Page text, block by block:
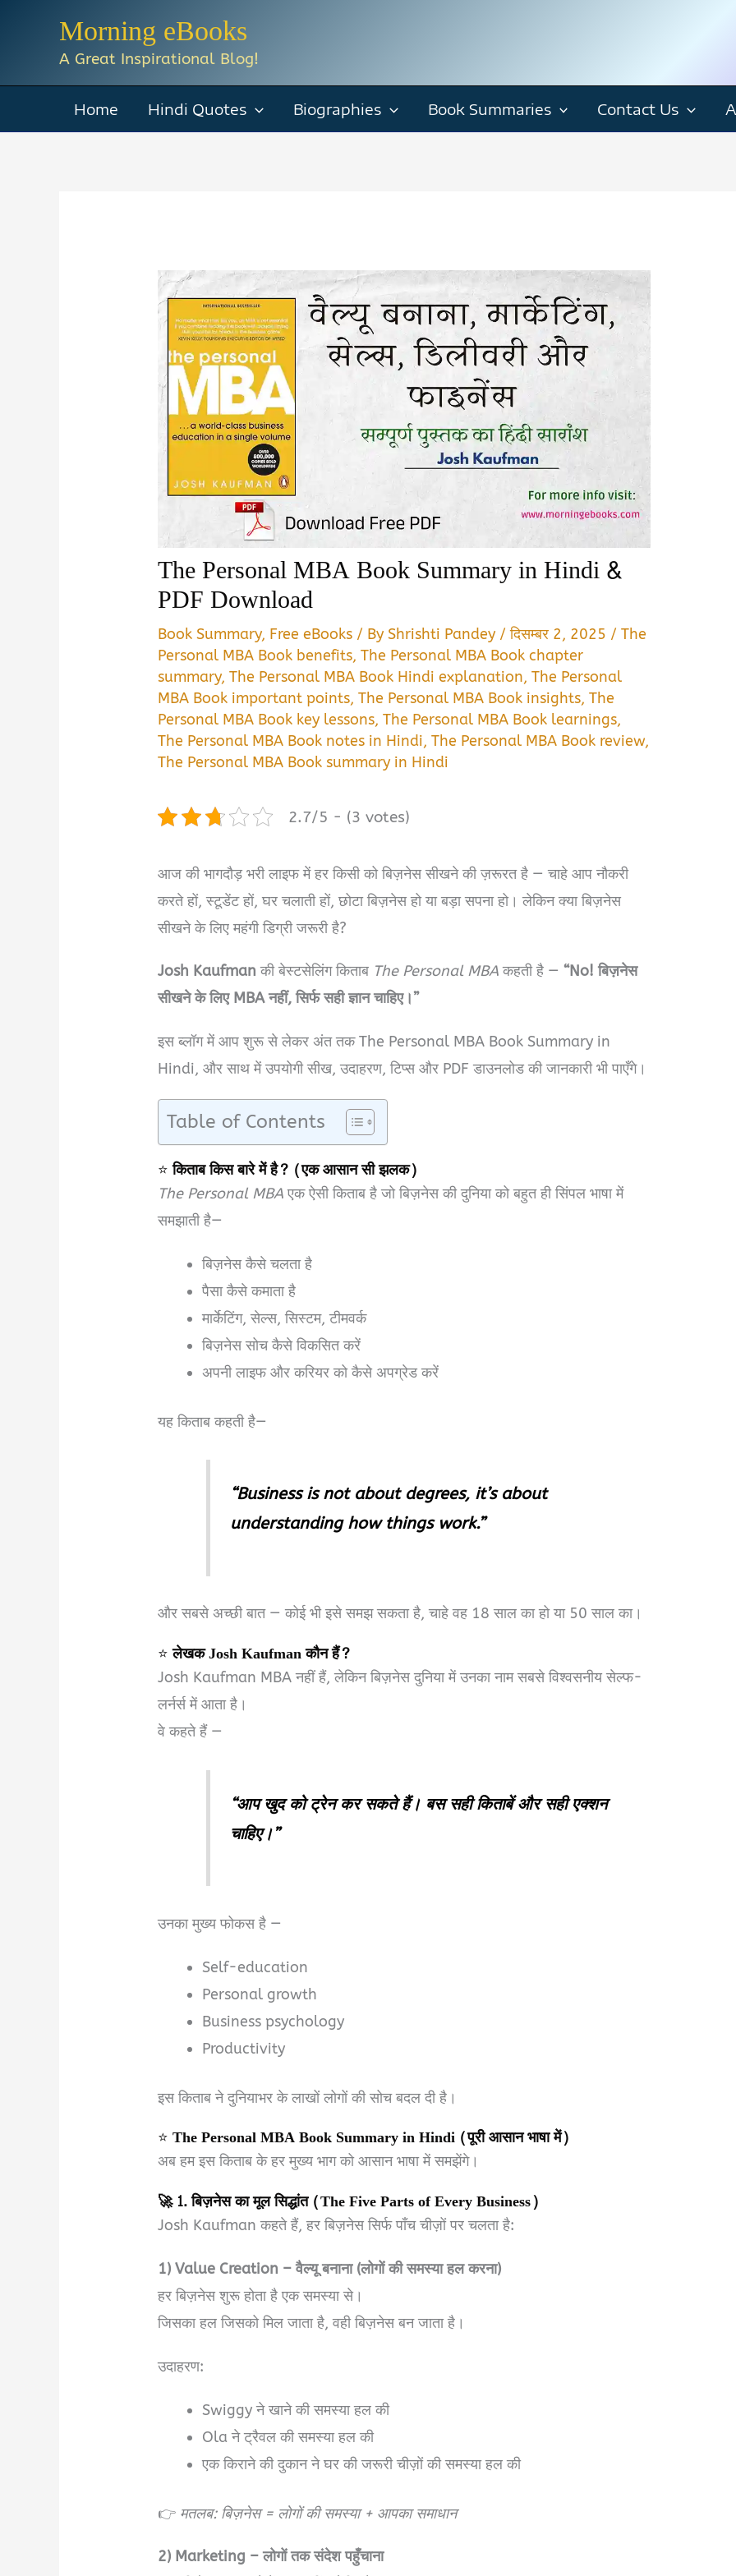
Morning eBooks
A Great Inspirational Blog!
Home Hindi Quotes Biographies Book Summaries Contact Us
The Personal MBA Book Summary in Hindi &
PDF Download
Book Summary, Free eBooks / ByShrishti Pandey /दिसम्बर 2, 2025 /The
Personal MBA Book benefits,The Personal MBA Book chapter
summary,The Personal MBA Book Hindi explanation,The Personal
MBA Book important points,The Personal MBA Book insights,The
Personal MBA Book key lessons,The Personal MBA Book learnings,
The Personal MBA Book notes in Hindi,The Personal MBA Book review,
The Personal MBA Book summary in Hindi
2.7/5 - (3 votes)
आज की भागदौड़ भरी लाइफ में हर किसी को बिज़नेस सीखने की ज़रूरत है — चाहे आप नौकरी
करते हों, स्टूडेंट हों, घर चलाती हों, छोटा बिज़नेस हो या बड़ा सपना हो। लेकिन क्या बिज़नेस
सीखने के लिए महंगी डिग्री जरूरी है?
Josh Kaufman की बेस्टसेलिंग किताब The Personal MBAकहती है —“No! बिज़नेस
सीखने के लिए MBA नहीं, सिर्फ सही ज्ञान चाहिए।”
इस ब्लॉग में आप शुरू से लेकर अंत तक The Personal MBA Book Summary in
Hindi, और साथ में उपयोगी सीख, उदाहरण, टिप्स और PDF डाउनलोड की जानकारी भी पाएँगे।
Table of Contents
⭐किताब किस बारे में है? (एक आसान सी झलक)
The Personal MBAएक ऐसी किताब है जो बिज़नेस की दुनिया को बहुत ही सिंपल भाषा में
समझाती है—
बिज़नेस कैसे चलता है
पैसा कैसे कमाता है
मार्केटिंग, सेल्स, सिस्टम, टीमवर्क
बिज़नेस सोच कैसे विकसित करें
अपनी लाइफ और करियर को कैसे अपग्रेड करें
यह किताब कहती है—
“Business is not about degrees, it’s about
understanding how things work.”
और सबसे अच्छी बात — कोई भी इसे समझ सकता है, चाहे वह 18 साल का हो या 50 साल का।
⭐लेखक Josh Kaufman कौन हैं?
Josh Kaufman MBA नहीं हैं, लेकिन बिज़नेस दुनिया में उनका नाम सबसे विश्वसनीय सेल्फ-
लर्नर्स में आता है।
वे कहते हैं —
“आप खुद को ट्रेन कर सकते हैं। बस सही किताबें और सही एक्शन
चाहिए।”
उनका मुख्य फोकस है —
Self-education
Personal growth
Business psychology
Productivity
इस किताब ने दुनियाभर के लाखों लोगों की सोच बदल दी है।
⭐The Personal MBA Book Summary in Hindi (पूरी आसान भाषा में)
अब हम इस किताब के हर मुख्य भाग को आसान भाषा में समझेंगे।
🚀 1. बिज़नेस का मूल सिद्धांत (The Five Parts of Every Business)
Josh Kaufman कहते हैं, हर बिज़नेस सिर्फ पाँच चीज़ों पर चलता है:
1) Value Creation – वैल्यू बनाना (लोगों की समस्या हल करना)
हर बिज़नेस शुरू होता है एक समस्या से।
जिसका हल जिसको मिल जाता है, वही बिज़नेस बन जाता है।
उदाहरण:
Swiggy ने खाने की समस्या हल की
Ola ने ट्रैवल की समस्या हल की
एक किराने की दुकान ने घर की जरूरी चीज़ों की समस्या हल की
👉 मतलब: बिज़नेस = लोगों की समस्या + आपका समाधान
2) Marketing – लोगों तक संदेश पहुँचाना